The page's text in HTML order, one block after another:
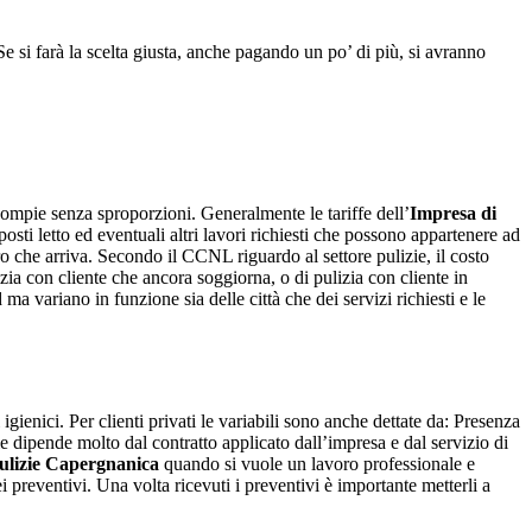
si farà la scelta giusta, anche pagando un po’ di più, si avranno
senza sproporzioni. Generalmente le tariffe dell’Impresa di
letto ed eventuali altri lavori richiesti che possono appartenere ad
che arriva. Secondo il CCNL riguardo al settore pulizie, il costo
con cliente che ancora soggiorna, o di pulizia con cliente in
variano in funzione sia delle città che dei servizi richiesti e le
Per clienti privati le variabili sono anche dettate da: Presenza
molto dal contratto applicato dall’impresa e dal servizio di
Capergnanica quando si vuole un lavoro professionale e
preventivi. Una volta ricevuti i preventivi è importante metterli a